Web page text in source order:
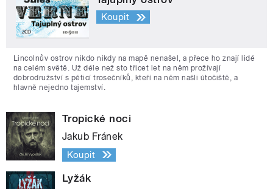
Koupit
Lincolnův ostrov nikdo nikdy na mapě nenašel, a přece ho znají lidé
na celém světě. Už déle než sto třicet let na něm prožívají
dobrodružství s pěticí trosečníků, kteří na něm našli útočiště, a
hlavně nejedno tajemství.
Tropické noci
Jakub Fránek
Koupit
Lyžák